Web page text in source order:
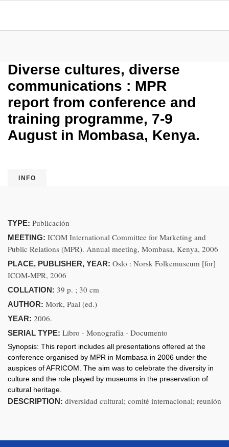
Diverse cultures, diverse
communications : MPR
report from conference and
training programme, 7-9
August in Mombasa, Kenya.
INFO
TYPE: Publicación
MEETING: ICOM International Committee for Marketing and
Public Relations (MPR). Annual meeting, Mombasa, Kenya, 2006
PLACE, PUBLISHER, YEAR: Oslo : Norsk Folkemuseum [for]
ICOM-MPR, 2006
COLLATION: 39 p. ; 30 cm
AUTHOR: Mork, Paal (ed.)
YEAR: 2006.
SERIAL TYPE: Libro - Monografía - Documento
Synopsis: This report includes all presentations offered at the
conference organised by MPR in Mombasa in 2006 under the
auspices of AFRICOM. The aim was to celebrate the diversity in
culture and the role played by museums in the preservation of
cultural heritage.
DESCRIPTION: diversidad cultural; comité internacional; reunión